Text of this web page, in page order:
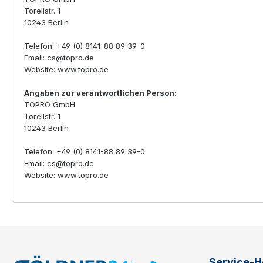
Torellstr. 1
10243 Berlin
Telefon: +49 (0) 8141-88 89 39-0
Email: cs@topro.de
Website: www.topro.de
Angaben zur verantwortlichen Person:
TOPRO GmbH
Torellstr. 1
10243 Berlin
Telefon: +49 (0) 8141-88 89 39-0
Email: cs@topro.de
Website: www.topro.de